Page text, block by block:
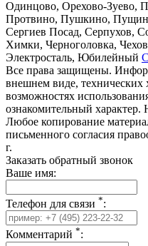
Одинцово, Орехово-Зуево,
Протвино, Пушкино,
Сергиев Посад, Серпухов,
Химки, Черноголовка,
Электросталь, Юбилейный
Все права защищены.
внешнем виде, технических
возможностях
ознакомительный характер.
Любое копирование
письменного согласия
г.
Заказать обратный звонок
Ваше имя:
Телефон для связи *:
Комментарий *: